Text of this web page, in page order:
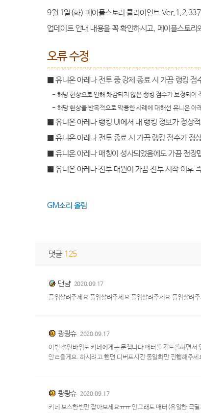
9월 1일(화) 메이플스토리 클라이언트
업데이트 안내 내용을 꼭 확인하시고, 메이플스토리
오류 수정
■ 유니온 아레나 전투 중 강제 종료 시 가끔 랭킹 점
- 해당 현상으로 인해 차감되지 않은 랭킹 점수가 보정되어
- 해당 현상을 반복적으로 악용한 사례에 대해선 유니온 아
■ 유니온 아레나 랭킹 UI에서 내 랭킹 정보가 정상
■ 유니온 아레나 전투 종료 시 가끔 랭킹 점수가 정
■ 유니온 아레나 매칭이 성사되었음에도 가끔 전장
■ 유니온 아레나 전투 대원이 가끔 전투 시작 이후
GM소리 올림
댓글 125
댄냠 2020.09.17
플위살려주세요 플위살려주세요 플위살려주세요 플위살려
쾅쾅슈 2020.09.17
이번 선인바위도 키네에게는 문젭니다 매터를 컨트롤하면
안ㄹ을게요. 하시려고 했던 디버프시간 동일화만 진행해주
쾅쾅슈 2020.09.17
키네 보스한번만 잡아보세요ㅠㅠ 안그래도 매터(유일한 극